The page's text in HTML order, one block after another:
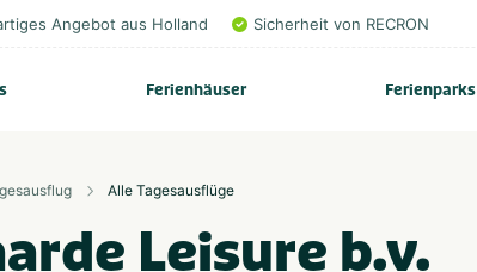
Angebot aus Holland Sicherheit von RECRON
Ferienhäuser Ferienparks
Alle Tagesausflüge
Leisure b.v.